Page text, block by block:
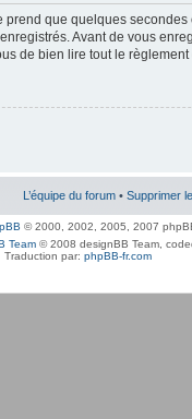
que quelques
Avant de vous
de bien lire tout le règlement
L’équipe du forum • Supprimer
© 2000, 2002, 2005, 2007
Team © 2008 designBB Team,
Traduction par: phpBB-fr.com